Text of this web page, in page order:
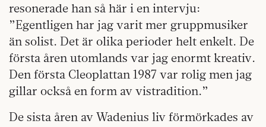
resonerade han så här i en intervju:
”Egentligen har jag varit mer gruppmusiker
än solist. Det är olika perioder helt enkelt. De
första åren utomlands var jag enormt kreativ.
Den första Cleoplattan 1987 var rolig men jag
gillar också en form av vistradition.”
De sista åren av Wadenius liv förmörkades av